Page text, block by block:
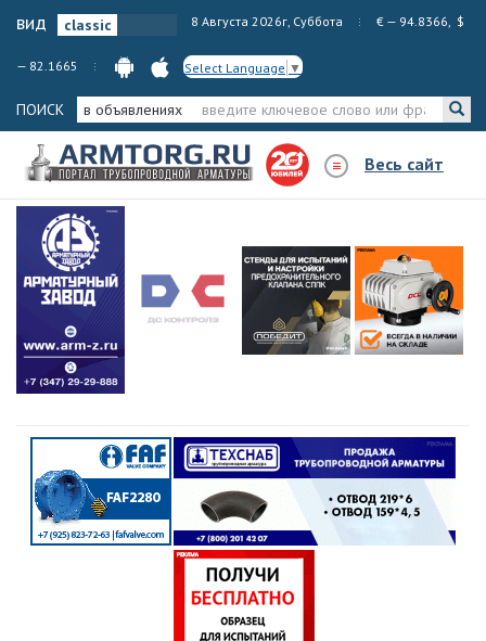
вид 8 Августа 2026г, Суббота € — 94.8366, $
— 82.1665 Select Language ▼
ПОИСК в объявлениях
Весь сайт